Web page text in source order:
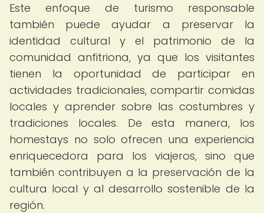
Este enfoque de turismo responsable
también puede ayudar a preservar la
identidad cultural y el patrimonio de la
comunidad anfitriona, ya que los visitantes
tienen la oportunidad de participar en
actividades tradicionales, compartir comidas
locales y aprender sobre las costumbres y
tradiciones locales. De esta manera, los
homestays no solo ofrecen una experiencia
enriquecedora para los viajeros, sino que
también contribuyen a la preservación de la
cultura local y al desarrollo sostenible de la
región.